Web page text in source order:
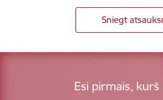
Sniegt
Esi pirmais, kurš